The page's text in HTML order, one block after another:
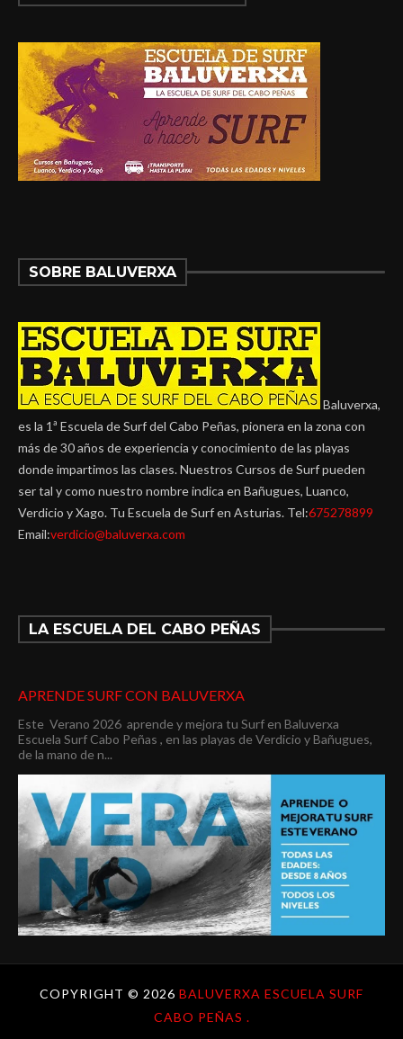
SOBRE BALUVERXA
Baluverxa,
es la 1ª Escuela de Surf del Cabo Peñas, pionera en la zona con
más de 30 años de experiencia y conocimiento de las playas
donde impartimos las clases. Nuestros Cursos de Surf pueden
ser tal y como nuestro nombre indica en Bañugues, Luanco,
Verdicio y Xago. Tu Escuela de Surf en Asturias. Tel:675278899
Email:verdicio@baluverxa.com
LA ESCUELA DEL CABO PEÑAS
APRENDE SURF CON BALUVERXA
Este Verano 2026 aprende y mejora tu Surf en Baluverxa
Escuela Surf Cabo Peñas , en las playas de Verdicio y Bañugues,
de la mano de n...
COPYRIGHT © 2026 BALUVERXA ESCUELA SURF
CABO PEÑAS .